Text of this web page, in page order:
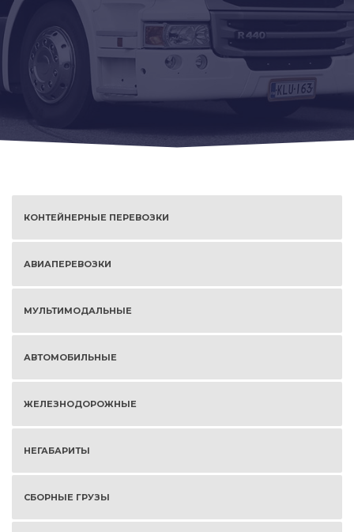
КОНТЕЙНЕРНЫЕ ПЕРЕВОЗКИ
АВИАПЕРЕВОЗКИ
МУЛЬТИМОДАЛЬНЫЕ
АВТОМОБИЛЬНЫЕ
ЖЕЛЕЗНОДОРОЖНЫЕ
НЕГАБАРИТЫ
СБОРНЫЕ ГРУЗЫ